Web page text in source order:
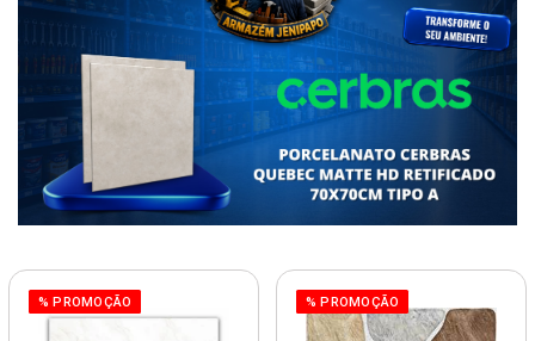
% PROMOÇÃO % PROMOÇÃO